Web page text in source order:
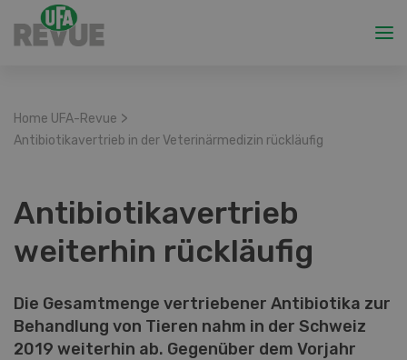
Home UFA-Revue >
Antibiotikavertrieb in der Veterinärmedizin rückläufig
Antibiotikavertrieb
weiterhin rückläufig
Die Gesamtmenge vertriebener Antibiotika zur
Behandlung von Tieren nahm in der Schweiz
2019 weiterhin ab. Gegenüber dem Vorjahr